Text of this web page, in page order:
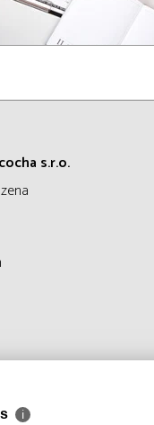
s.r.o.
ℹ